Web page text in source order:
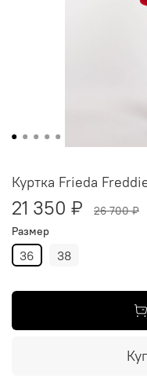
Куртка Frieda
21 350 ₽
26 700 ₽
Размер
36 38